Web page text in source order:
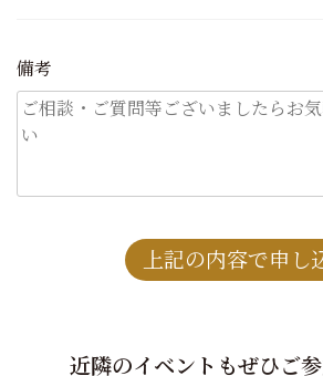
備考
近隣のイベントもぜひご